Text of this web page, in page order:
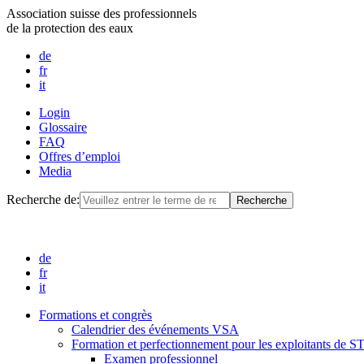
Association suisse des professionnels
de la protection des eaux
de
fr
it
Login
Glossaire
FAQ
Offres d’emploi
Media
Recherche de:
de
fr
it
Formations et congrès
Calendrier des événements VSA
Formation et perfectionnement pour les exploitants de
Examen professionnel